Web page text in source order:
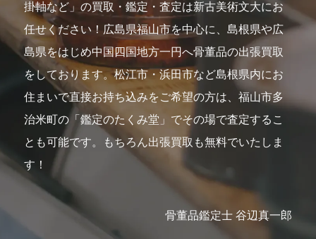
掛軸など」の買取・鑑定・査定は新古美術文大にお
任せください！広島県福山市を中心に、島根県や広
島県をはじめ中国四国地方一円へ骨董品の出張買取
をしております。松江市・浜田市など島根県内にお
住まいで直接お持ち込みをご希望の方は、福山市多
治米町の「鑑定のたくみ堂」でその場で査定するこ
とも可能です。もちろん出張買取も無料でいたしま
す！
骨董品鑑定士 谷辺真一郎